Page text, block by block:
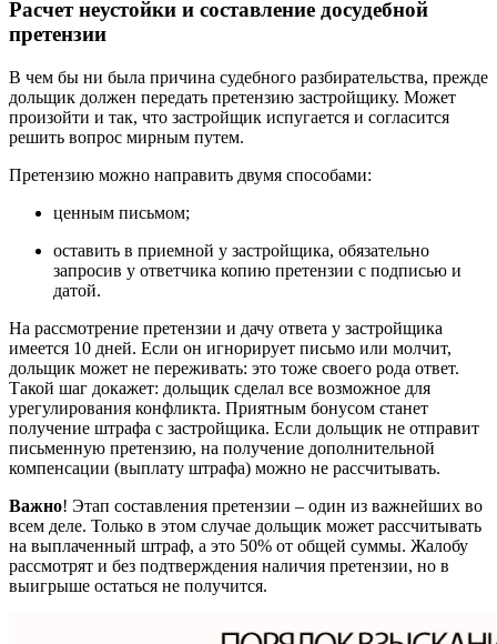
Расчет неустойки и составление досудебной
претензии
В чем бы ни была причина судебного разбирательства, прежде
дольщик должен передать претензию застройщику. Может
произойти и так, что застройщик испугается и согласится
решить вопрос мирным путем.
Претензию можно направить двумя способами:
ценным письмом;
оставить в приемной у застройщика, обязательно
запросив у ответчика копию претензии с подписью и
датой.
На рассмотрение претензии и дачу ответа у застройщика
имеется 10 дней. Если он игнорирует письмо или молчит,
дольщик может не переживать: это тоже своего рода ответ.
Такой шаг докажет: дольщик сделал все возможное для
урегулирования конфликта. Приятным бонусом станет
получение штрафа с застройщика. Если дольщик не отправит
письменную претензию, на получение дополнительной
компенсации (выплату штрафа) можно не рассчитывать.
Важно! Этап составления претензии – один из важнейших во
всем деле. Только в этом случае дольщик может рассчитывать
на выплаченный штраф, а это 50% от общей суммы. Жалобу
рассмотрят и без подтверждения наличия претензии, но в
выигрыше остаться не получится.